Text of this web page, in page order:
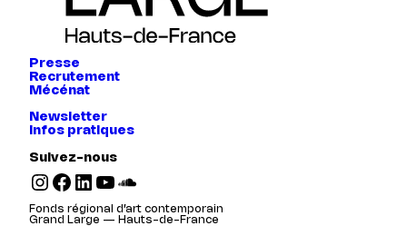
Presse
Recrutement
Mécénat
Newsletter
Infos pratiques
Suivez-nous
Instagram Facebook LinkedIn YouTube SoundCloud
Fonds régional d’art contemporain
Grand Large — Hauts-de-France